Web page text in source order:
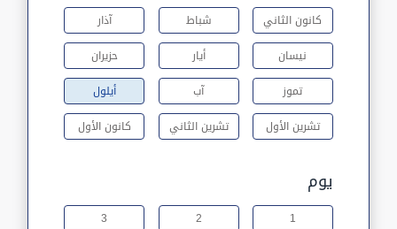
كانون الثاني شباط
آذار
نيسان
أيار
حزيران
تموز
آب
أيلول
تشرين الأول
تشرين الثاني كانون الأول
يوم
1
2
3